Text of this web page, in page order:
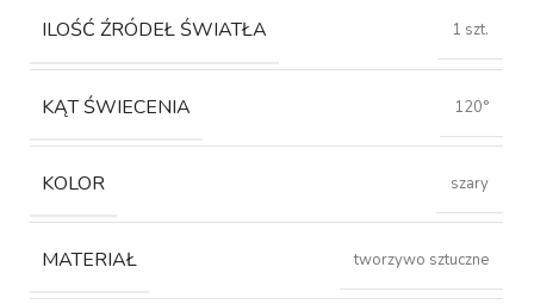
ILOŚĆ ŹRÓDEŁ ŚWIATŁA 1 szt.
KĄT ŚWIECENIA 120°
KOLOR szary
MATERIAŁ tworzywo sztuczne